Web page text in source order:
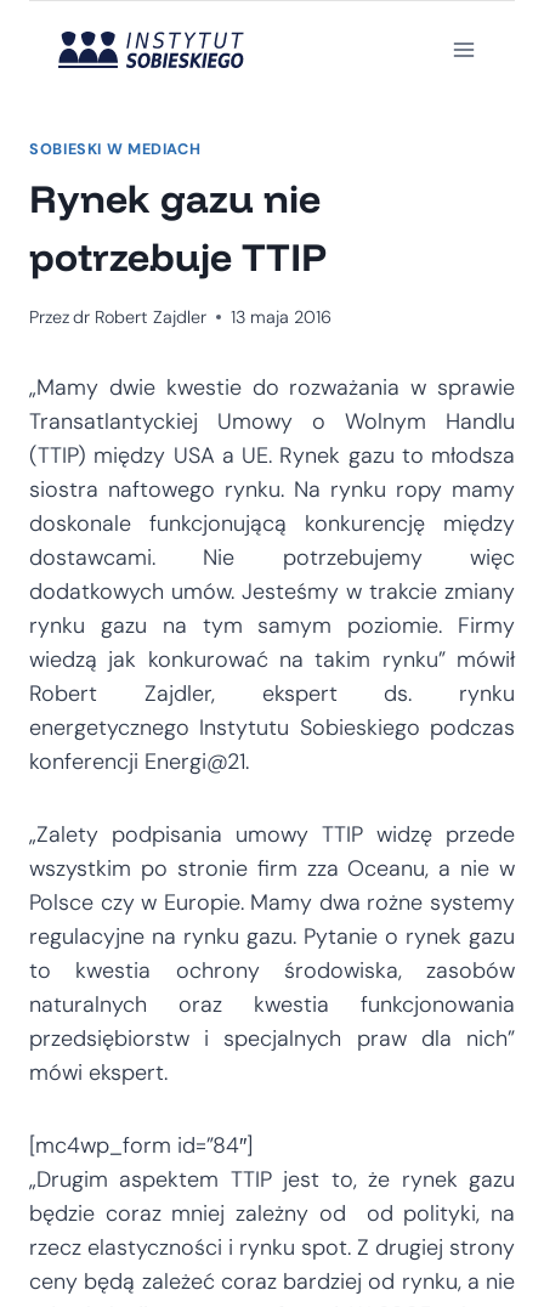
SOBIESKI W MEDIACH
Rynek gazu nie
potrzebuje TTIP
Przezdr Robert Zajdler 13 maja 2016
„Mamy dwie kwestie do rozważania w sprawie
Transatlantyckiej Umowy o Wolnym Handlu
(TTIP) między USA a UE. Rynek gazu to młodsza
siostra naftowego rynku. Na rynku ropy mamy
doskonale funkcjonującą konkurencję między
dostawcami. Nie potrzebujemy więc
dodatkowych umów. Jesteśmy w trakcie zmiany
rynku gazu na tym samym poziomie. Firmy
wiedzą jak konkurować na takim rynku” mówił
Robert Zajdler, ekspert ds. rynku
energetycznego Instytutu Sobieskiego podczas
konferencji Energi@21.
„Zalety podpisania umowy TTIP widzę przede
wszystkim po stronie firm zza Oceanu, a nie w
Polsce czy w Europie. Mamy dwa rożne systemy
regulacyjne na rynku gazu. Pytanie o rynek gazu
to kwestia ochrony środowiska, zasobów
naturalnych oraz kwestia funkcjonowania
przedsiębiorstw i specjalnych praw dla nich”
mówi ekspert.
[mc4wp_form id=”84″]
„Drugim aspektem TTIP jest to, że rynek gazu
będzie coraz mniej zależny od od polityki, na
rzecz elastyczności i rynku spot. Z drugiej strony
ceny będą zależeć coraz bardziej od rynku, a nie